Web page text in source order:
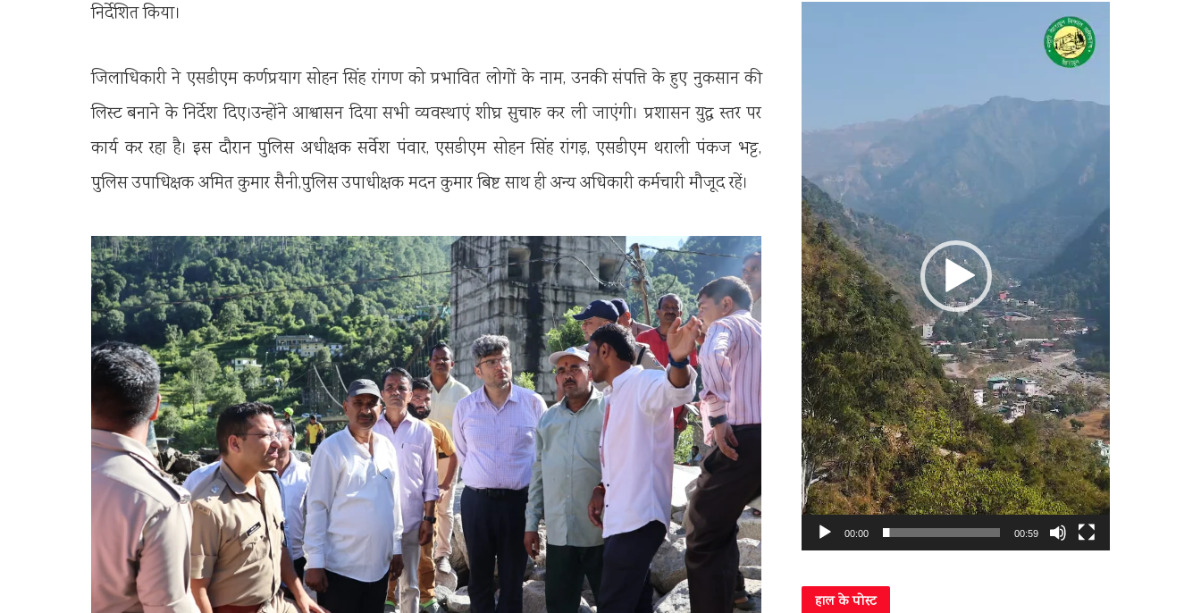
निर्देशित किया।
जिलाधिकारी ने एसडीएम कर्णप्रयाग सोहन सिंह रांगण को प्रभावित लोगों के नाम, उनकी संपत्ति के हुए नुकसान की
लिस्ट बनाने के निर्देश दिए।उन्होंने आश्वासन दिया सभी व्यवस्थाएं शीघ्र सुचारु कर ली जाएंगी। प्रशासन युद्ध स्तर पर
कार्य कर रहा है। इस दौरान पुलिस अधीक्षक सर्वेश पंवार, एसडीएम सोहन सिंह रांगड़, एसडीएम थराली पंकज भट्ट,
पुलिस उपाधिक्षक अमित कुमार सैनी,पुलिस उपाधीक्षक मदन कुमार बिष्ट साथ ही अन्य अधिकारी कर्मचारी मौजूद रहें।
00:00 00:59
हाल के पोस्ट